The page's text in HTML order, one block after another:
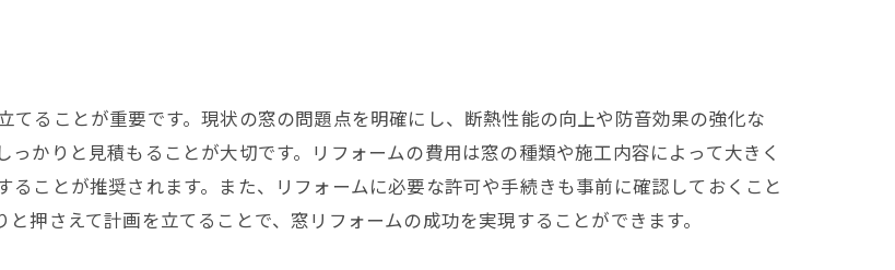
ることが重要です。現状の窓の問題点を明確にし、断熱性能の向上や防音効果の強化な
かりと見積もることが大切です。リフォームの費用は窓の種類や施工内容によって大きく
ことが推奨されます。また、リフォームに必要な許可や手続きも事前に確認しておくこと
押さえて計画を立てることで、窓リフォームの成功を実現することができます。